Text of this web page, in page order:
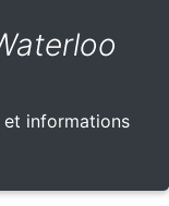
informations